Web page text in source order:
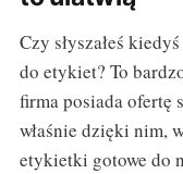
Czy słyszałeś
do etykiet? To
firma posiada ofertę
właśnie dzięki nim,
etykietki gotowe do